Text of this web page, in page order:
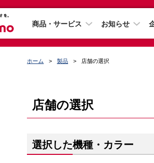
商品・サービス お知らせ
ホーム 製品 店舗の選択
店舗の選択
選択した機種・カラー